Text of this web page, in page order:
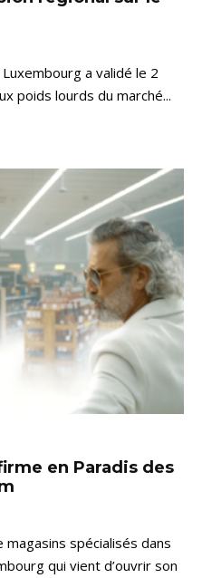
a validé le 2
poids lourds du marché...
en Paradis des
spécialisés dans
qui vient d’ouvrir son